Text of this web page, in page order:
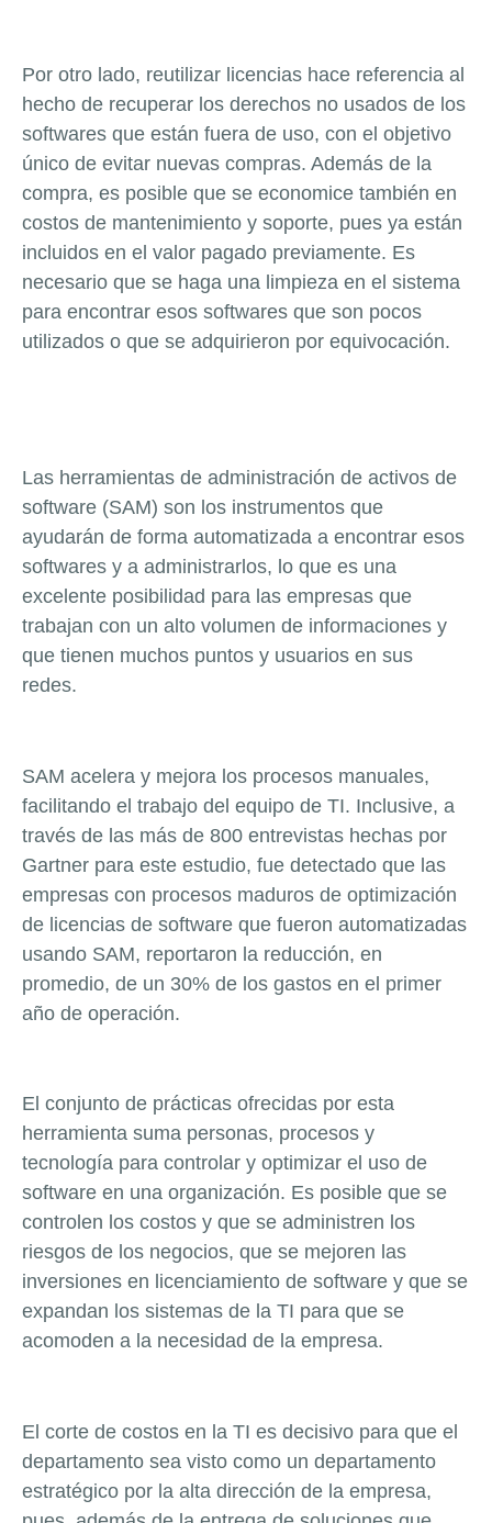
Por otro lado, reutilizar licencias hace referencia al
hecho de recuperar los derechos no usados de los
softwares que están fuera de uso, con el objetivo
único de evitar nuevas compras. Además de la
compra, es posible que se economice también en
costos de mantenimiento y soporte, pues ya están
incluidos en el valor pagado previamente. Es
necesario que se haga una limpieza en el sistema
para encontrar esos softwares que son pocos
utilizados o que se adquirieron por equivocación.
Las herramientas de administración de activos de
software (SAM) son los instrumentos que
ayudarán de forma automatizada a encontrar esos
softwares y a administrarlos, lo que es una
excelente posibilidad para las empresas que
trabajan con un alto volumen de informaciones y
que tienen muchos puntos y usuarios en sus
redes.
SAM acelera y mejora los procesos manuales,
facilitando el trabajo del equipo de TI. Inclusive, a
través de las más de 800 entrevistas hechas por
Gartner para este estudio, fue detectado que las
empresas con procesos maduros de optimización
de licencias de software que fueron automatizadas
usando SAM, reportaron la reducción, en
promedio, de un 30% de los gastos en el primer
año de operación.
El conjunto de prácticas ofrecidas por esta
herramienta suma personas, procesos y
tecnología para controlar y optimizar el uso de
software en una organización. Es posible que se
controlen los costos y que se administren los
riesgos de los negocios, que se mejoren las
inversiones en licenciamiento de software y que se
expandan los sistemas de la TI para que se
acomoden a la necesidad de la empresa.
El corte de costos en la TI es decisivo para que el
departamento sea visto como un departamento
estratégico por la alta dirección de la empresa,